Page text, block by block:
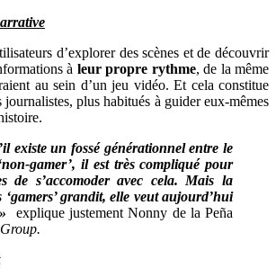
d’explorer des scènes et de découvrir
à leur propre rythme, de la même
au sein d’un jeu vidéo. Et cela constitue
plus habitués à guider eux-mêmes
existe un fossé générationnel entre le
gamer’, il est très compliqué pour
de s’accomoder avec cela. Mais la
‘gamers’ grandit, elle veut aujourd’hui
explique justement Nonny de la Peña